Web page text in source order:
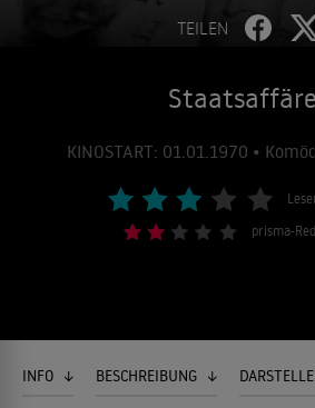
TEILEN
KINOSTART: 01.01.1970 •
prisma-
INFO BESCHREIBUNG